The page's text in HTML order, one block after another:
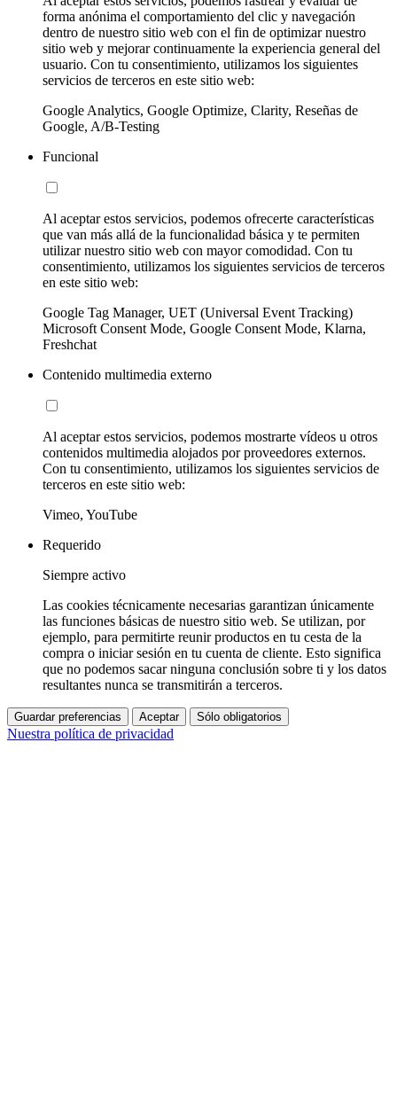
forma anónima el comportamiento del clic y navegación
dentro de nuestro sitio web con el fin de optimizar nuestro
sitio web y mejorar continuamente la experiencia general del
usuario. Con tu consentimiento, utilizamos los siguientes
servicios de terceros en este sitio web:
Google Analytics, Google Optimize, Clarity, Reseñas de
Google, A/B-Testing
Funcional
Al aceptar estos servicios, podemos ofrecerte características
que van más allá de la funcionalidad básica y te permiten
utilizar nuestro sitio web con mayor comodidad. Con tu
consentimiento, utilizamos los siguientes servicios de terceros
en este sitio web:
Google Tag Manager, UET (Universal Event Tracking)
Microsoft Consent Mode, Google Consent Mode, Klarna,
Freshchat
Contenido multimedia externo
Al aceptar estos servicios, podemos mostrarte vídeos u otros
contenidos multimedia alojados por proveedores externos.
Con tu consentimiento, utilizamos los siguientes servicios de
terceros en este sitio web:
Vimeo, YouTube
Requerido
Siempre activo
Las cookies técnicamente necesarias garantizan únicamente
las funciones básicas de nuestro sitio web. Se utilizan, por
ejemplo, para permitirte reunir productos en tu cesta de la
compra o iniciar sesión en tu cuenta de cliente. Esto significa
que no podemos sacar ninguna conclusión sobre ti y los datos
resultantes nunca se transmitirán a terceros.
Guardar preferencias Aceptar Sólo obligatorios
Nuestra política de privacidad